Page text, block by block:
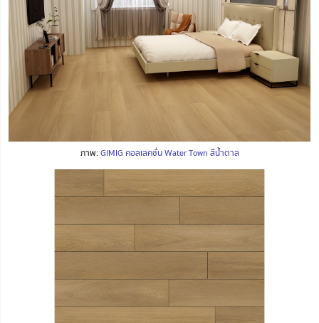
ภาพ:GIMIG คอลเลคชั่น Water Town สีน้ำตาล